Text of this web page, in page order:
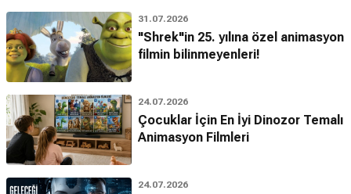
31.07.2026
"Shrek"in 25. yılına özel animasyon
filmin bilinmeyenleri!
24.07.2026
Çocuklar İçin En İyi Dinozor Temalı
Animasyon Filmleri
24.07.2026